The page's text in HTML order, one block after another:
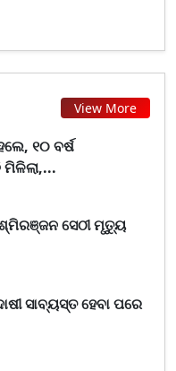
View More
୧୦ ବର୍ଷ
ସେଠୀ ମୃତ୍ୟୁ
ସାବ୍ୟସ୍ତ ହେବା ପରେ